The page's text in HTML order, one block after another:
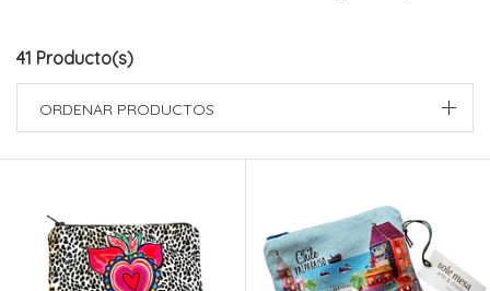
41 Producto(s)
ORDENAR PRODUCTOS